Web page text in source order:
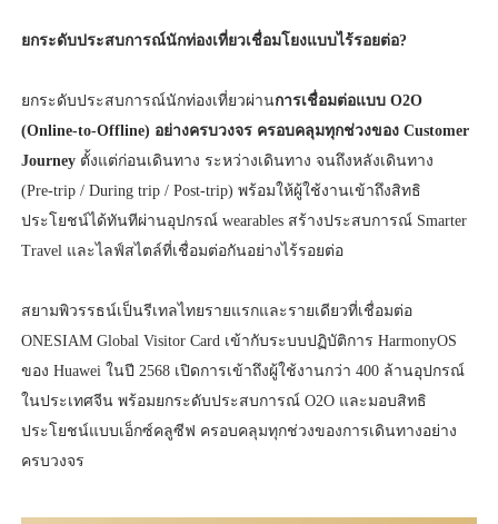
ยกระดับประสบการณ์นักท่องเที่ยวเชื่อมโยงแบบไร้รอยต่อ?
ยกระดับประสบการณ์นักท่องเที่ยวผ่านการเชื่อมต่อแบบ O2O
(Online-to-Offline) อย่างครบวงจร ครอบคลุมทุกช่วงของ Customer
Journeyตั้งแต่ก่อนเดินทาง ระหว่างเดินทาง จนถึงหลังเดินทาง
(Pre-trip / During trip / Post-trip) พร้อมให้ผู้ใช้งานเข้าถึงสิทธิ
ประโยชน์ได้ทันทีผ่านอุปกรณ์ wearables สร้างประสบการณ์ Smarter
Travel และไลฟ์สไตล์ที่เชื่อมต่อกันอย่างไร้รอยต่อ
สยามพิวรรธน์เป็นรีเทลไทยรายแรกและรายเดียวที่เชื่อมต่อ
ONESIAM Global Visitor Card เข้ากับระบบปฏิบัติการ HarmonyOS
ของ Huawei ในปี 2568 เปิดการเข้าถึงผู้ใช้งานกว่า 400 ล้านอุปกรณ์
ในประเทศจีน พร้อมยกระดับประสบการณ์ O2O และมอบสิทธิ
ประโยชน์แบบเอ็กซ์คลูซีฟ ครอบคลุมทุกช่วงของการเดินทางอย่าง
ครบวงจร